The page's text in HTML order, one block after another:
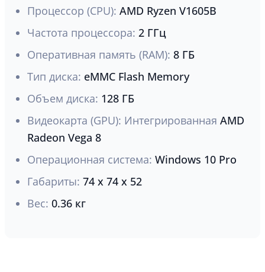
Процессор (CPU): AMD Ryzen V1605B
Частота процессора: 2 ГГц
Оперативная память (RAM): 8 ГБ
Тип диска: eMMC Flash Memory
Объем диска: 128 ГБ
Видеокарта (GPU): Интегрированная AMD
Radeon Vega 8
Операционная система: Windows 10 Pro
Габариты: 74 x 74 x 52
Вес: 0.36 кг